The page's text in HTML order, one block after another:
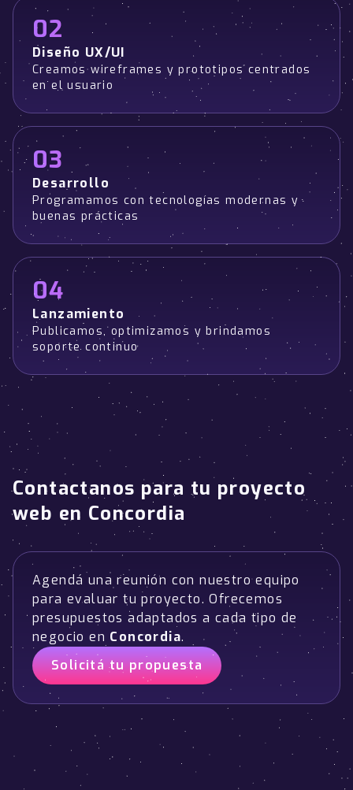
02
Diseño UX/UI
Creamos wireframes y prototipos centrados
en el usuario
03
Desarrollo
Programamos con tecnologías modernas y
buenas prácticas
04
Lanzamiento
Publicamos, optimizamos y brindamos
soporte continuo
Contactanos para tu proyecto
web en Concordia
Agendá una reunión con nuestro equipo
para evaluar tu proyecto. Ofrecemos
presupuestos adaptados a cada tipo de
negocio en Concordia.
Solicitá tu propuesta